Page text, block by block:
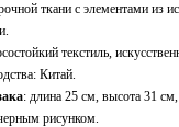
ткани с элементами из
текстиль,
Китай.
: длина 25 см, высота 31
рисунком.